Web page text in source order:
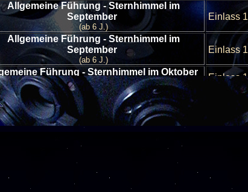
Allgemeine Führung - Sternhimmel im
September
(ab 6 J.)
Einlass
Allgemeine Führung - Sternhimmel im
September
(ab 6 J.)
Einlass
Führung - Sternhimmel im Oktober
(ab 6 J.) Einlass
Führung - Sternhimmel im Oktober
(ab 6 J.) Einlass 17
Allgemeine Führung - Sternhimmel im
November
Einlass 17
Allgemeine Führung - Sternhimmel im
November
(ab 6 J.)
Allgemeine Führung - Sternhimmel im